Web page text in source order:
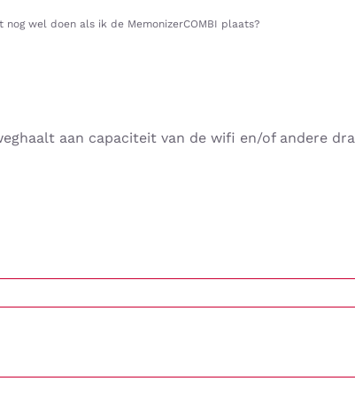
nog wel doen als ik de MemonizerCOMBI plaats?
aan capaciteit van de wifi en/of andere